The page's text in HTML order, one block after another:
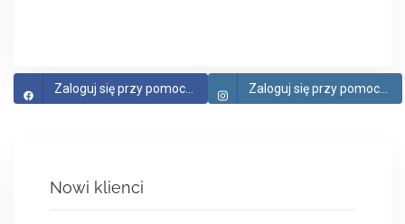
Zaloguj się przy pomocy Facebook Zaloguj się przy pomocy Instagram
Nowi klienci